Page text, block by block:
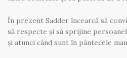
În prezent Sadder încearcă să
să respecte și să sprijine
și atunci când sunt în pântecele